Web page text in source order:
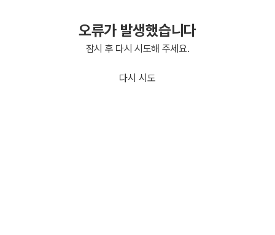
오류가 발생했습니다
잠시 후 다시 시도해 주세요.
다시 시도